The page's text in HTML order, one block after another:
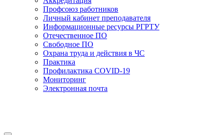
Профсоюз работников
Личный кабинет преподавателя
Информационные ресурсы РГРТУ
Отечественное ПО
Свободное ПО
Охрана труда и действия в ЧС
Практика
Профилактика COVID-19
Мониторинг
Электронная почта